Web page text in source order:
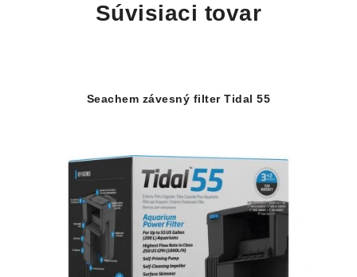
Súvisiaci tovar
Seachem závesný filter Tidal 55